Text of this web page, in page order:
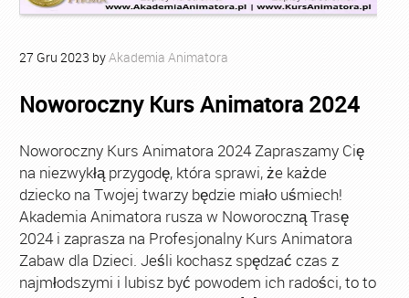
27 Gru 2023 byAkademia Animatora
Noworoczny Kurs Animatora 2024
Noworoczny Kurs Animatora 2024 Zapraszamy Cię
na niezwykłą przygodę, która sprawi, że każde
dziecko na Twojej twarzy będzie miało uśmiech!
Akademia Animatora rusza w Noworoczną Trasę
2024 i zaprasza na Profesjonalny Kurs Animatora
Zabaw dla Dzieci. Jeśli kochasz spędzać czas z
najmłodszymi i lubisz być powodem ich radości, to to